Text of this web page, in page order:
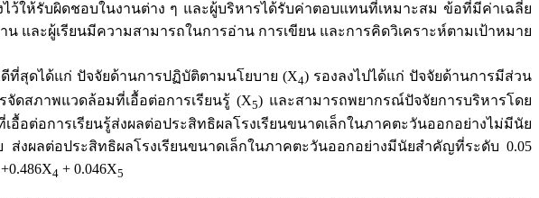
ให้รับผิดชอบในงานต่าง ๆ และผู้บริหารได้รับค่าตอบแทนที่เหมาะสม ข้อที่มีค่าเฉลี่ย
ละผู้เรียนมีความสามารถในการอ่าน การเขียน และการคิดวิเคราะห์ตามเป้าหมาย
ดได้แก่ ปัจจัยด้านการปฏิบัติตามนโยบาย (X4) รองลงไปได้แก่ ปัจจัยด้านการมีส่วน
จัดสภาพแวดล้อมที่เอื้อต่อการเรียนรู้ (X5) และสามารถพยากรณ์ปัจจัยการบริหารโดย
ต่อการเรียนรู้ส่งผลต่อประสิทธิผลโรงเรียนขนาดเล็กในภาคตะวันออกอย่างไม่มีนัย
ผลต่อประสิทธิผลโรงเรียนขนาดเล็กในภาคตะวันออกอย่างมีนัยสำคัญที่ระดับ 0.05
+0.486X4 + 0.046X5